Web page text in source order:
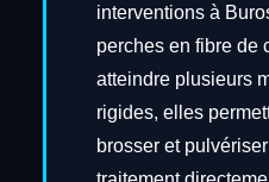
interventions à
perches en fibre de
atteindre plusieurs
rigides, elles
brosser et